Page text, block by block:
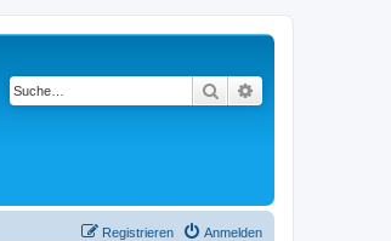
Suche
Anmelden
Registrieren